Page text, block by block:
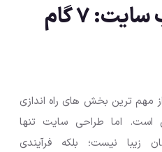
مراحل طراحی وب سایت: 7 گام
مهم ترین بخش های راه اندازی
است. اما طراحی سایت تنها
زیبا نیست؛ بلکه فرآیندی